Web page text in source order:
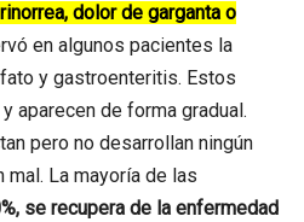
dolor de garganta o
en algunos pacientes la
y gastroenteritis. Estos
aparecen de forma gradual.
pero no desarrollan ningún
mal. La mayoría de las
se recupera de la enfermedad